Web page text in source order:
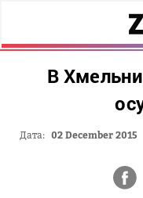
В
Дата: 02 December 2015